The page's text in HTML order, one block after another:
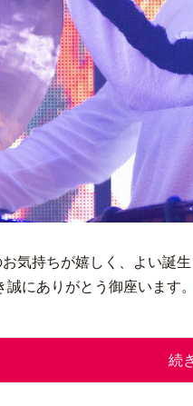
気持ちが嬉しく、よい誕
誠にありがとう御座います
続